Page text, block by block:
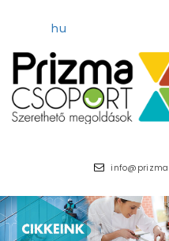
hu